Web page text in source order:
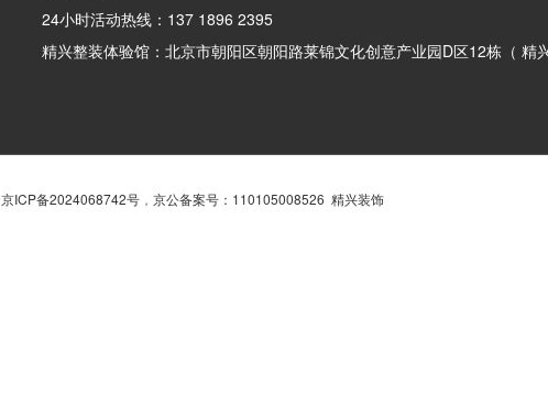
24小时活动热线：137 1896 2395
精兴整装体验馆：北京市朝阳区朝阳路莱锦文化创意产业园D区12栋（ 精兴
京ICP备2024068742号， 京公备案号：110105008526 精兴装饰